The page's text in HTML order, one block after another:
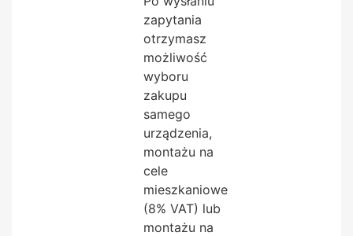
zapytania
otrzymasz
możliwość
wyboru
zakupu
samego
urządzenia,
montażu na
cele
mieszkaniowe
(8% VAT) lub
montażu na